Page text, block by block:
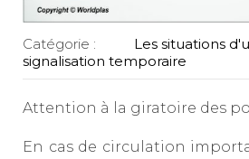
Catégorie : Les situations
signalisation temporaire
Attention à la giratoire des
En cas de circulation